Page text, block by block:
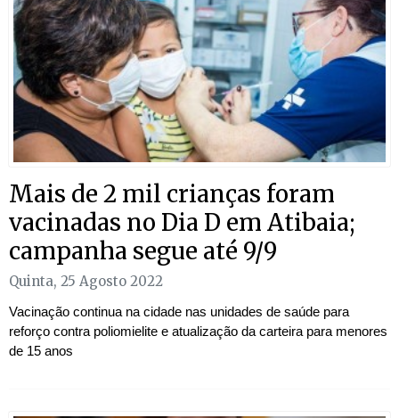
Mais de 2 mil crianças foram
vacinadas no Dia D em Atibaia;
campanha segue até 9/9
Quinta, 25 Agosto 2022
Vacinação continua na cidade nas unidades de saúde para
reforço contra poliomielite e atualização da carteira para menores
de 15 anos